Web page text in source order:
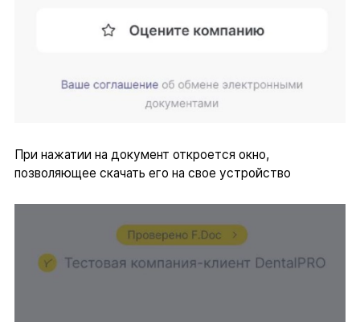
При нажатии на документ откроется окно,
позволяющее скачать его на свое устройство